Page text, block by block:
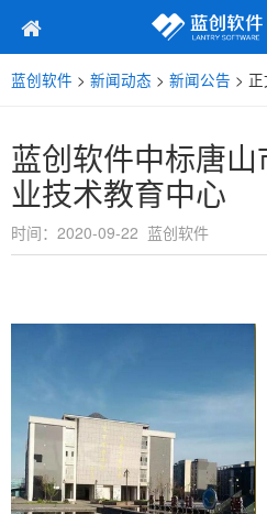
蓝创软件 > 新闻动态 > 新闻公告 >
蓝创软件中标唐
业技术教育中心
时间：2020-09-22 蓝创软件